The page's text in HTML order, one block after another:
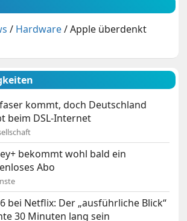
/ Hardware/Apple überdenkt
kommt, doch Deutschland
beim DSL-Internet
bekommt wohl bald ein
Abo
6 bei Netflix: Der „ausführliche Blick“
30 Minuten lang sein